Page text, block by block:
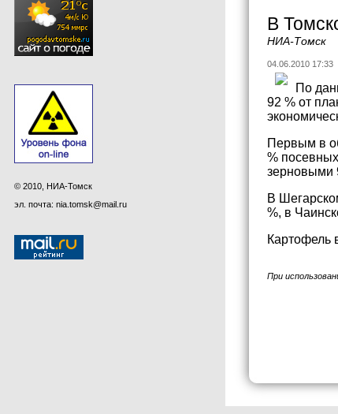
© 2010, НИА-Томск
эл. почта: nia.tomsk@mail.ru
В
НИА-Томск
04.06.2010 17:33
По
92 % от
Первым в
%
зерновыми
В
%, в
Картофель
При